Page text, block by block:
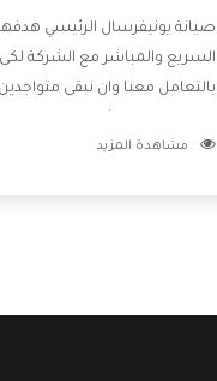
صيانة يونيفرسال الرئيسي
السريع والمباشر مع الشركة
بالتعامل معنا وان نبقى
للعميل وان يستمتع بالخدمات
مشاهدة المزيد